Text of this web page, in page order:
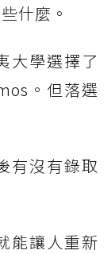
什麼。
大學選擇了
。但落選
有沒有錄取
能讓人重新